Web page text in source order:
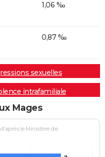
1,06 ‰
0,87 ‰
sexuelles
intrafamiliale
Mages
le Ministère de